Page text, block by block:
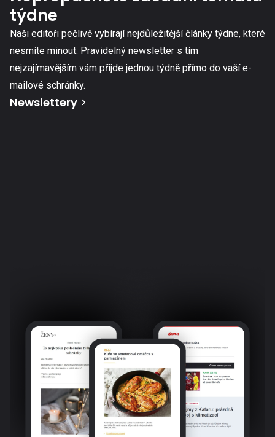
týdne
Naši editoři pečlivě vybírají nejdůležitější články týdne, které
nesmíte minout. Pravidelný newsletter s tím
nejzajímavějším vám přijde jednou týdně přímo do vaší e-
mailové schránky.
Newslettery